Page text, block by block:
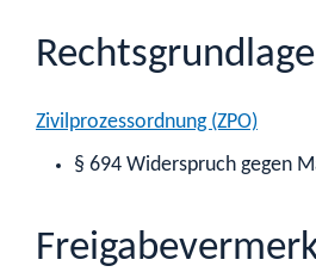
Rechtsgrundlage
Zivilprozessordnung (ZPO)
§ 694 Widerspruch gegen